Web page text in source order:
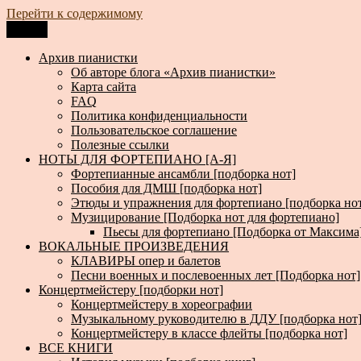
Перейти к содержимому
Архив пианистки
Всё для пианистов: ноты, книги, музыка, статьи…
Архив пианистки
Об авторе блога «Архив пианистки»
Карта сайта
FAQ
Политика конфиденциальности
Пользовательское соглашение
Полезные ссылки
НОТЫ ДЛЯ ФОРТЕПИАНО [А-Я]
Фортепианные ансамбли [подборка нот]
Пособия для ДМШ [подборка нот]
Этюды и упражнения для фортепиано [подборка
Музицирование [Подборка нот для фортепиано]
Пьесы для фортепиано [Подборка от
ВОКАЛЬНЫЕ ПРОИЗВЕДЕНИЯ
КЛАВИРЫ опер и балетов
Песни военных и послевоенных лет [Подборка нот]
Концертмейстеру [подборки нот]
Концертмейстеру в хореографии
Музыкальному руководителю в ДДУ [подборка нот]
Концертмейстеру в классе флейты [подборка нот]
ВСЕ КНИГИ